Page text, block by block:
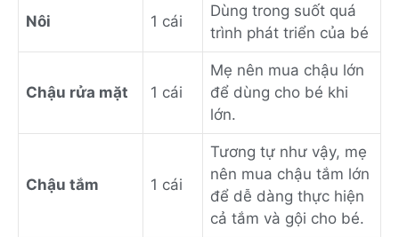
Nôi 1 cái
Dùng trong suốt quá
trình phát triển của bé
Chậu rửa mặt 1 cái
Mẹ nên mua chậu lớn
để dùng cho bé khi
lớn.
Chậu tắm 1 cái
Tương tự như vậy, mẹ
nên mua chậu tắm lớn
để dễ dàng thực hiện
cả tắm và gội cho bé.